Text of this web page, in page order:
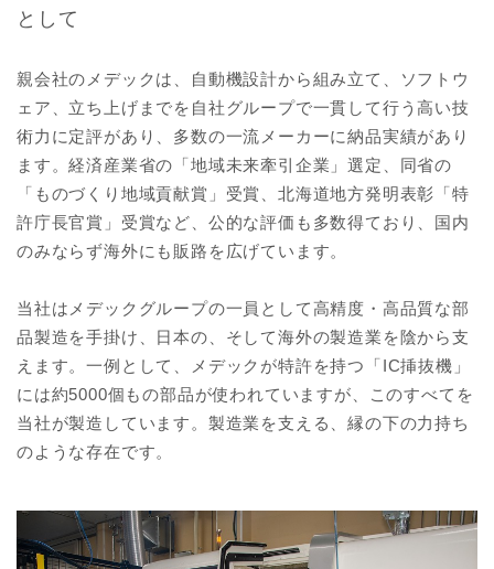
として
親会社のメデックは、自動機設計から組み立て、ソフトウ
ェア、立ち上げまでを自社グループで一貫して行う高い技
術力に定評があり、多数の一流メーカーに納品実績があり
ます。経済産業省の「地域未来牽引企業」選定、同省の
「ものづくり地域貢献賞」受賞、北海道地方発明表彰「特
許庁長官賞」受賞など、公的な評価も多数得ており、国内
のみならず海外にも販路を広げています。
当社はメデックグループの一員として高精度・高品質な部
品製造を手掛け、日本の、そして海外の製造業を陰から支
えます。一例として、メデックが特許を持つ「IC挿抜機」
には約5000個もの部品が使われていますが、このすべてを
当社が製造しています。製造業を支える、縁の下の力持ち
のような存在です。